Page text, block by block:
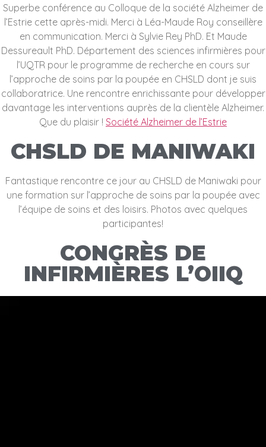
Superbe conférence au Colloque de la société Alzheimer de
l’Estrie cette après-midi. Merci à Léa-Maude Roy conseillère
en communication. Merci à Sylvie Rey PhD. Et Maude
Dessureault PhD. Département des sciences infirmières pour
l’UQTR pour le programme de recherche en cours sur
l’approche de soins par la poupée en CHSLD dont je suis
collaboratrice. Une rencontre enrichissante pour développer
davantage les interventions auprès de la clientèle Alzheimer.
Que du plaisir ! Société Alzheimer de l’Estrie
CHSLD DE MANIWAKI
Fantastique rencontre ce jour au CHSLD de Maniwaki pour
une formation sur l’approche de soins par la poupée avec
l’équipe de soins et des loisirs. Photos avec quelques
participantes!
CONGRÈS DE
INFIRMIÈRES L’OIIQ